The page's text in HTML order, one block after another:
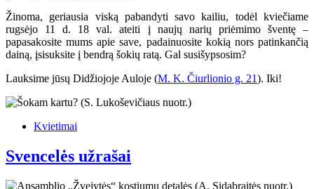
Žinoma, geriausia viską pabandyti savo kailiu, todėl kviečiame
rugsėjo 11 d. 18 val. ateiti į naujų narių priėmimo šventę –
papasakosite mums apie save, padainuosite kokią nors patinkančią
dainą, įsisuksite į bendrą šokių ratą. Gal susišypsosim?
Lauksime jūsų Didžiojoje Auloje (M. K. Čiurlionio g. 21). Iki!
Kvietimai
Svencelės užrašai